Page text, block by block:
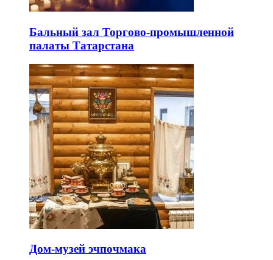
Бальный зал Торгово-промышленной
палаты Татарстана
Дом-музей эчпочмака